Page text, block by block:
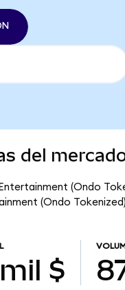
del
(Ondo
(Ondo
$